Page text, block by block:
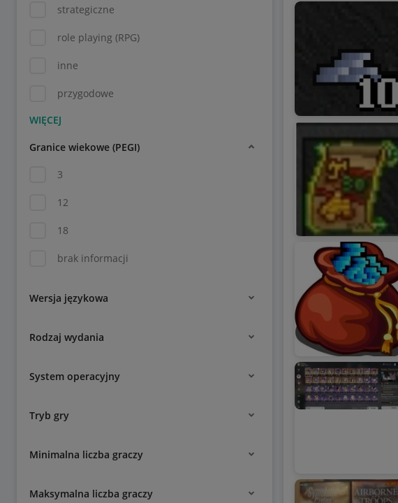
strategiczne
role playing (RPG)
inne
przygodowe
Granice wiekowe (PEGI)
3
12
18
brak informacji
Wersja językowa
Rodzaj wydania
System operacyjny
Tryb gry
Minimalna liczba graczy
Maksymalna liczba graczy